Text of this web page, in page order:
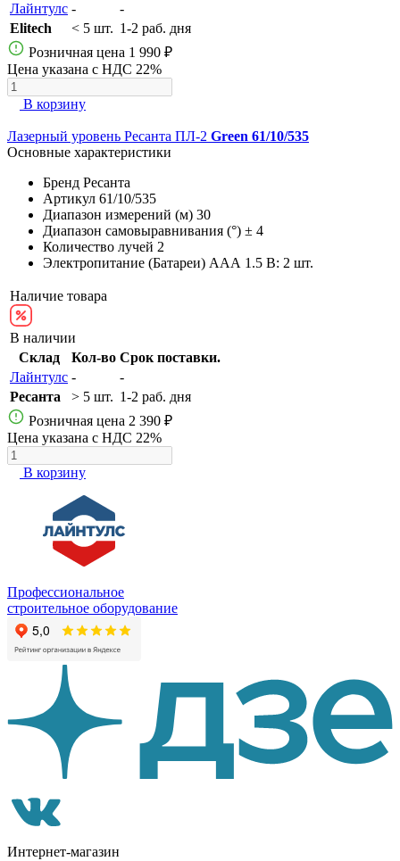
Лайнтулс -
-
Elitech
< 5 шт. 1-2 раб. дня
Розничная цена 1 990 ₽
Цена указана с НДС 22%
В корзину
Лазерный уровень Ресанта ПЛ-2 Green 61/10/535
Основные характеристики
Бренд Ресанта
Артикул 61/10/535
Диапазон измерений (м) 30
Диапазон самовыравнивания (°) ± 4
Количество лучей 2
Электропитание (Батареи) AAА 1.5 В: 2 шт.
Наличие товара
В наличии
Склад
Кол-во Срок поставки.
Лайнтулс -
-
Ресанта
> 5 шт. 1-2 раб. дня
Розничная цена 2 390 ₽
Цена указана с НДС 22%
В корзину
Профессиональное
строительное оборудование
Интернет-магазин